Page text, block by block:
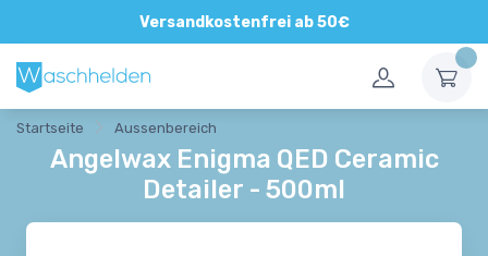
Versandkostenfrei ab 50€
Direkte und persönliche Beratung
Startseite Aussenbereich
Angelwax Enigma QED Ceramic
Detailer - 500ml